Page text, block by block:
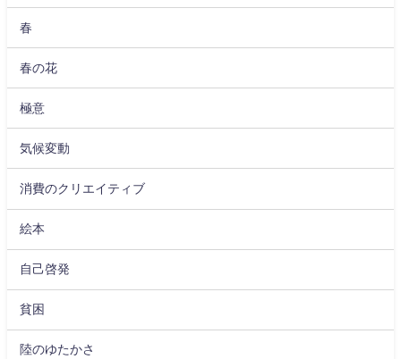
春
春の花
極意
気候変動
消費のクリエイティブ
絵本
自己啓発
貧困
陸のゆたかさ